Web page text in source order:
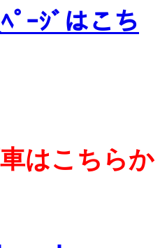
ﾟｰｼﾞはこち
はこちらか